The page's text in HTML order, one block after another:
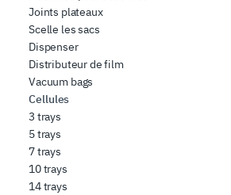
Joints plateaux
Scelle les sacs
Dispenser
Distributeur de film
Vacuum bags
Cellules
3 trays
5 trays
7 trays
10 trays
14 trays